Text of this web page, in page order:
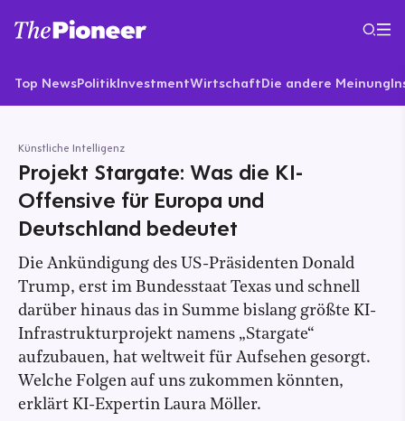
Top NewsPolitikInvestmentWirtschaftDie andere Meinung
Künstliche Intelligenz
Projekt Stargate: Was die KI-
Offensive für Europa und
Deutschland bedeutet
Die Ankündigung des US-Präsidenten Donald
Trump, erst im Bundesstaat Texas und schnell
darüber hinaus das in Summe bislang größte KI-
Infrastrukturprojekt namens „Stargate“
aufzubauen, hat weltweit für Aufsehen gesorgt.
Welche Folgen auf uns zukommen könnten,
erklärt KI-Expertin Laura Möller.